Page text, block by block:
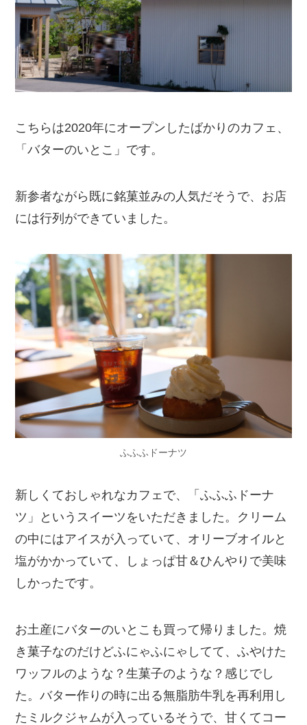
こちらは2020年にオープンしたばかりのカフェ、
「バターのいとこ」です。
新参者ながら既に銘菓並みの人気だそうで、お店
には行列ができていました。
ふふふドーナツ
新しくておしゃれなカフェで、「ふふふドーナ
ツ」というスイーツをいただきました。クリーム
の中にはアイスが入っていて、オリーブオイルと
塩がかかっていて、しょっぱ甘＆ひんやりで美味
しかったです。
お土産にバターのいとこも買って帰りました。焼
き菓子なのだけどふにゃふにゃしてて、ふやけた
ワッフルのような？生菓子のような？感じでし
た。バター作りの時に出る無脂肪牛乳を再利用し
たミルクジャムが入っているそうで、甘くてコー